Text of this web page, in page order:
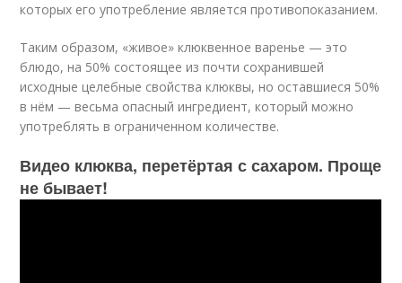
которых его употребление является противопоказанием.
Таким образом, «живое» клюквенное варенье — это
блюдо, на 50% состоящее из почти сохранившей
исходные целебные свойства клюквы, но оставшиеся 50%
в нём — весьма опасный ингредиент, который можно
употреблять в ограниченном количестве.
Видео клюква, перетёртая с сахаром. Проще
не бывает!